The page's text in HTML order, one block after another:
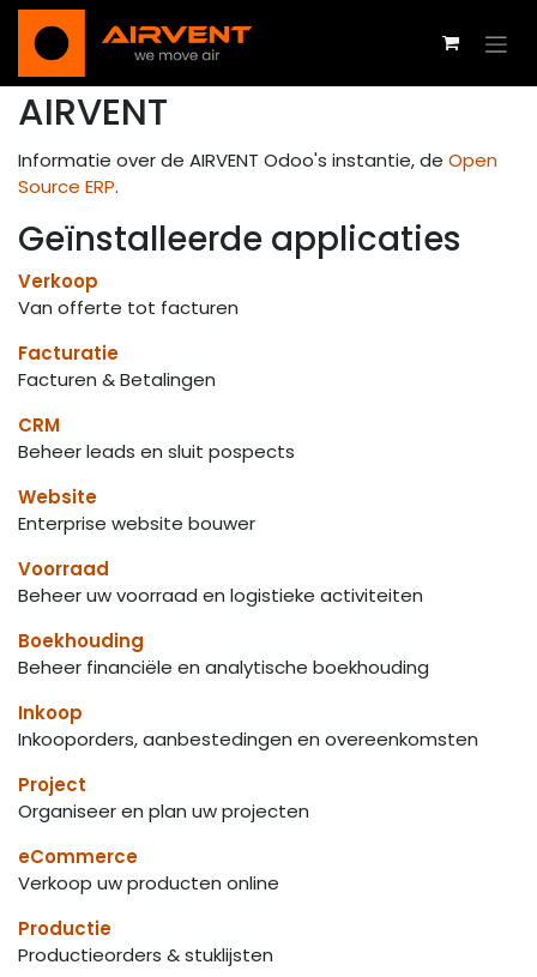
Overslaan naar inhoud
AIRVENT
Informatie over de AIRVENT Odoo's instantie, de Open
Source ERP.
Geïnstalleerde applicaties
Verkoop
Van offerte tot facturen
Facturatie
Facturen & Betalingen
CRM
Beheer leads en sluit pospects
Website
Enterprise website bouwer
Voorraad
Beheer uw voorraad en logistieke activiteiten
Boekhouding
Beheer financiële en analytische boekhouding
Inkoop
Inkooporders, aanbestedingen en overeenkomsten
Project
Organiseer en plan uw projecten
eCommerce
Verkoop uw producten online
Productie
Productieorders & stuklijsten